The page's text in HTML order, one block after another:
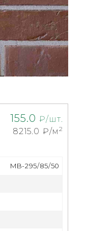
155.0 ₽/шт.
8215.0 ₽/м2
MB-295/85/50